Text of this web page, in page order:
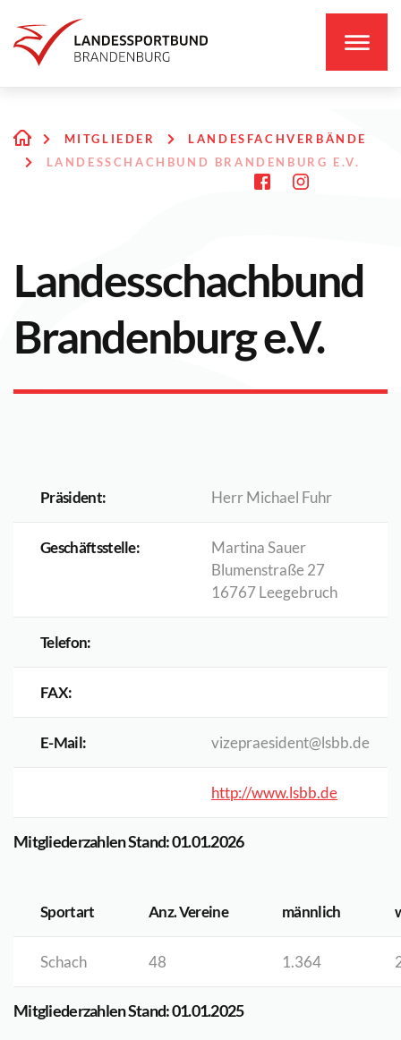
MITGLIEDER
LANDESFACHVERBÄNDE
LANDESSCHACHBUND BRANDENBURG E.V.
Landesschachbund
Brandenburg e.V.
Präsident: Herr Michael Fuhr
Geschäftsstelle:
Martina Sauer
Blumenstraße 27
16767 Leegebruch
Telefon:
FAX:
E-Mail: vizepraesident@lsbb.de
http://www.lsbb.de
Mitgliederzahlen Stand: 01.01.2026
Sportart Anz. Vereine männlich
Schach 48 1.364
Mitgliederzahlen Stand: 01.01.2025